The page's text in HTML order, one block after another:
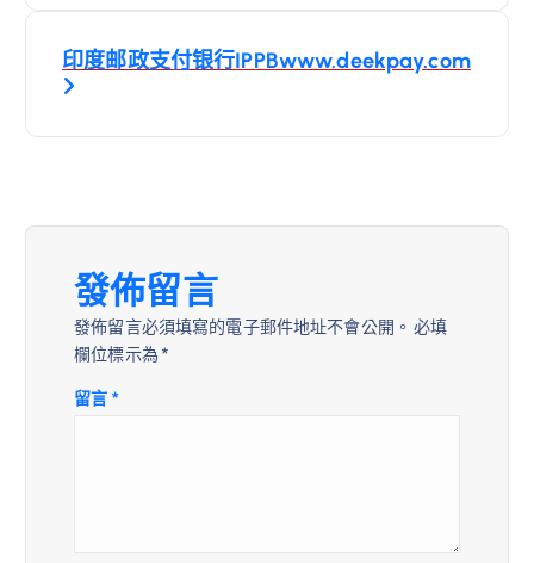
覽印度邮政支付银行IPPBwww.deekpay.com
發佈留言
發佈留言必須填寫的電子郵件地址不會公開。 必填
欄位標示為 *
留言 *